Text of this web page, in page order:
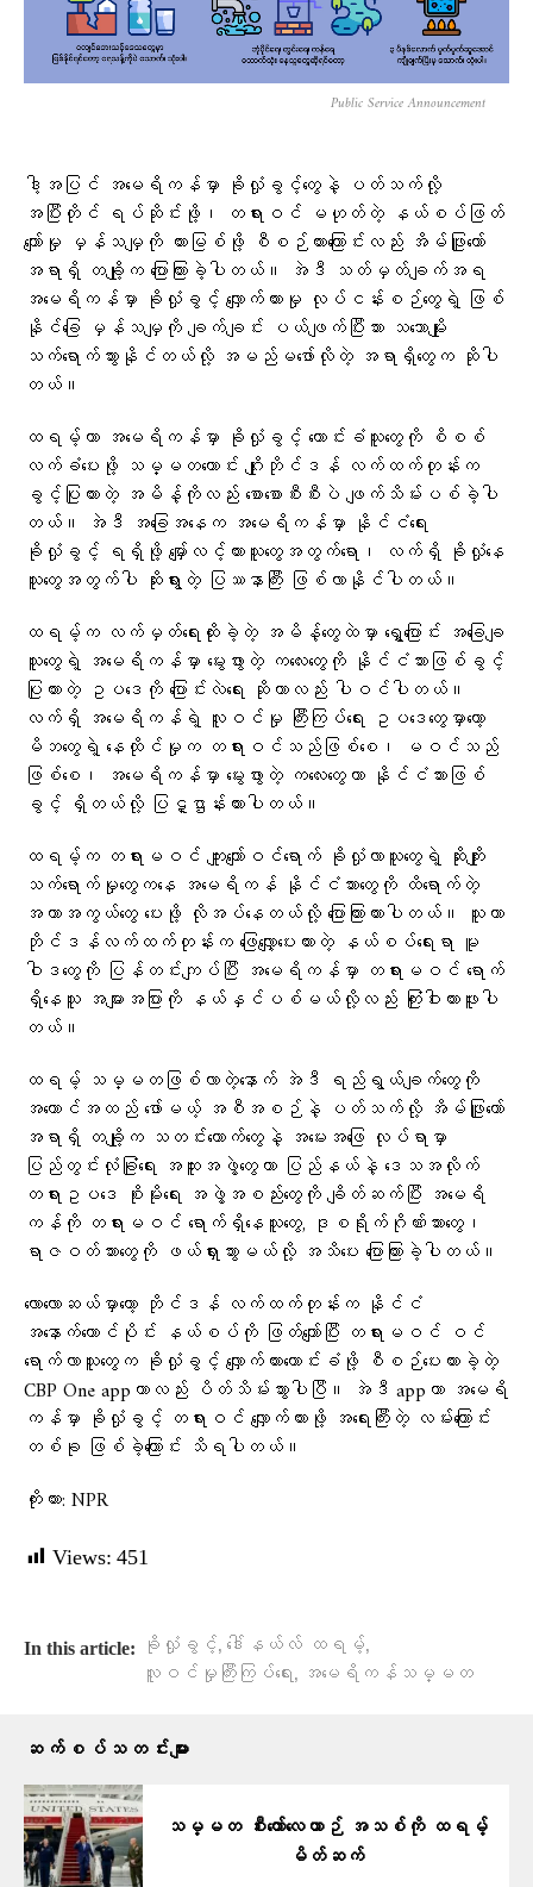
Public Service Announcement
ဒါ့အပြင် အမေရိကန်မှာ ခိုလှုံခွင့်တွေနဲ့ ပတ်သက်လို့
အပြီးတိုင် ရပ်ဆိုင်းဖို့၊ တရားဝင် မဟုတ်တဲ့ နယ်စပ်ဖြတ်
ကျော်မှု မှန်သမျှကို တားမြစ်ဖို့ စီစဉ်ထားကြောင်းလည်း အိမ်ဖြူတော်
အရာရှိ တချို့က ပြောကြားခဲ့ပါတယ်။ အဲဒီ သတ်မှတ်ချက်အရ
အမေရိကန်မှာ ခိုလှုံခွင့် လျှောက်ထားမှု လုပ်ငန်းစဉ်တွေရဲ့ ဖြစ်
နိုင်ခြေ မှန်သမျှကို ချက်ချင်း ပယ်ဖျက်ပြီးသား သဘောမျိုး
သက်ရောက်သွားနိုင်တယ်လို့ အမည်မဖော်လိုတဲ့ အရာရှိတွေက ဆိုပါ
တယ်။
ထရမ့်ဟာ အမေရိကန်မှာ ခိုလှုံခွင့် တောင်းခံသူတွေကို စိစစ်
လက်ခံပေးဖို့ သမ္မတဟောင်း ဂျိုးဘိုင်ဒန် လက်ထက်တုန်းက
ခွင့်ပြုထားတဲ့ အမိန့်ကိုလည်း စောစောစီးစီးပဲ ဖျက်သိမ်းပစ်ခဲ့ပါ
တယ်။ အဲဒီ အခြေအနေက အမေရိကန်မှာ နိုင်ငံရေး
ခိုလှုံခွင့် ရရှိဖို့ မျှော်လင့်ထားသူတွေအတွက်ရော၊ လက်ရှိ ခိုလှုံနေ
သူတွေအတွက်ပါ ဆိုးရွားတဲ့ ပြဿနာကြီး ဖြစ်လာနိုင်ပါတယ်။
ထရမ့်က လက်မှတ်ရေးထိုးခဲ့တဲ့ အမိန့်တွေထဲမှာ ရွှေ့ပြောင်း အခြေချ
သူတွေရဲ့ အမေရိကန်မှာ မွေးဖွားတဲ့ ကလေးတွေကို နိုင်ငံသားဖြစ်ခွင့်
ပြုထားတဲ့ ဥပဒေကို ပြောင်းလဲရေး ဆိုတာလည်း ပါဝင်ပါတယ်။
လက်ရှိ အမေရိကန်ရဲ့ လူဝင်မှု ကြီးကြပ်ရေး ဥပဒေတွေမှာတော့
မိဘတွေရဲ့ နေထိုင်မှုက တရားဝင်သည်ဖြစ်စေ၊ မဝင်သည်
ဖြစ်စေ၊ အမေရိကန်မှာ မွေးဖွားတဲ့ ကလေးတွေဟာ နိုင်ငံသားဖြစ်
ခွင့် ရှိတယ်လို့ ပြဋ္ဌာန်းထားပါတယ်။
ထရမ့်က တရားမဝင် ကျူးကျော်ဝင်ရောက် ခိုလှုံလာသူတွေရဲ့ ဆိုးကျိုး
သက်ရောက်မှုတွေကနေ အမေရိကန် နိုင်ငံသားတွေကို ထိရောက်တဲ့
အကာအကွယ်တွေ ပေးဖို့ လိုအပ်နေတယ်လို့ ပြောကြားထားပါတယ်။ သူဟာ
ဘိုင်ဒန်လက်ထက်တုန်းက ဖြေလျှော့ပေးထားတဲ့ နယ်စပ်ရေးရာ မူ
ဝါဒတွေကို ပြန်တင်းကျပ်ပြီး အမေရိကန်မှာ တရားမဝင် ရောက်
ရှိနေသူ အများအပြားကို နယ်နှင်ပစ်မယ်လို့လည်း ကြုံးဝါးထားဖူးပါ
တယ်။
ထရမ့် သမ္မတဖြစ်လာတဲ့နောက် အဲဒီ ရည်ရွယ်ချက်တွေကို
အကောင်အထည် ဖော်မယ့် အစီအစဉ်နဲ့ ပတ်သက်လို့ အိမ်ဖြူတော်
အရာရှိ တချို့က သတင်းထောက်တွေနဲ့ အမေးအဖြေ လုပ်ရာမှာ
ပြည်တွင်းလုံခြုံရေး အထူးအဖွဲ့တွေဟာ ပြည်နယ်နဲ့ ဒေသအလိုက်
တရားဥပဒေ စိုးမိုးရေး အဖွဲ့အစည်းတွေကို ချိတ်ဆက်ပြီး အမေရိ
ကန်ကို တရားမဝင် ရောက်ရှိနေသူတွေ, ဒုစရိုက်ဂိုဏ်းသားတွေ၊
ရာဇဝတ်သားတွေကို ဖယ်ရှားသွားမယ်လို့ အသိပေး ပြောကြားခဲ့ပါတယ်။
လောလောဆယ်မှာတော့ ဘိုင်ဒန် လက်ထက်တုန်းက နိုင်ငံ
အနောက်တောင်ပိုင်း နယ်စပ်ကို ဖြတ်ကျော်ပြီး တရားမဝင် ဝင်
ရောက်လာသူတွေက ခိုလှုံခွင့် လျှောက်ထားတောင်းခံဖို့ စီစဉ်ပေးထားခဲ့တဲ့
CBP One appဟာလည်း ပိတ်သိမ်းသွားပါပြီ။ အဲဒီ appဟာ အမေရိ
ကန်မှာ ခိုလှုံခွင့် တရားဝင် လျှောက်ထားဖို့ အရေးကြီးတဲ့ လမ်းကြောင်း
တစ်ခု ဖြစ်ခဲ့ကြောင်း သိရပါတယ်။
ကိုးကား: NPR
Views: 451
In this article: ခိုလှုံခွင့်, ဒေါ်နယ်လ် ထရမ့်,
လူဝင်မှုကြီးကြပ်ရေး, အမေရိကန်သမ္မတ
ဆက်စပ်သတင်းများ
သမ္မတ စီးတော်လေယာဉ် အသစ်ကို ထရမ့်
မိတ်ဆက်